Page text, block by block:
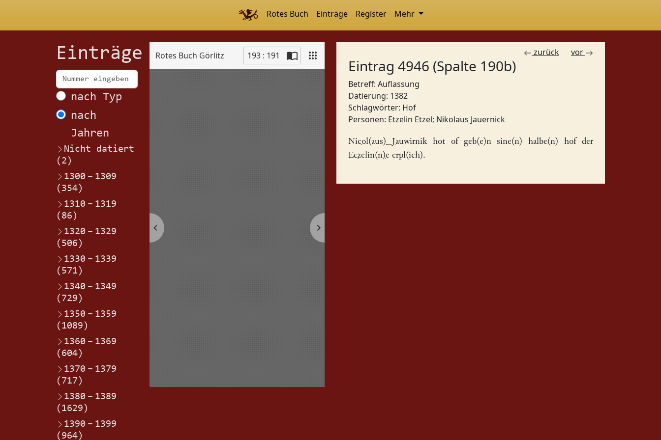
Rotes Buch Einträge Register Mehr
Einträge
nach Typ
nach
Jahren
Nicht datiert
(2)
1300 – 1309
(354)
1310 – 1319
(86)
1320 – 1329
(506)
1330 – 1339
(571)
1340 – 1349
(729)
1350 – 1359
(1089)
1360 – 1369
(604)
1370 – 1379
(717)
1380 – 1389
(1629)
1390 – 1399
(964)
Rotes Buch Görlitz 193 : 191 zurück vor
Eintrag 4946 (Spalte 190b)
Betreff: Auflassung
Datierung: 1382
Schlagwörter: Hof
Personen: Etzelin Etzel; Nikolaus Jauernick
Nicol(aus) Jauwirnikhot of geb(e)n sine(n) halbe(n)hofder
Eczelin(n)e erpl(ich).